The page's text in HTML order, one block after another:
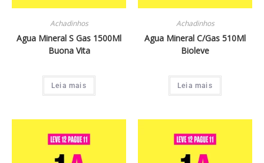
Achadinhos
Agua Mineral S Gas 1500Ml
Buona Vita
Leia mais
Achadinhos
Agua Mineral C/Gas 510Ml
Bioleve
Leia mais